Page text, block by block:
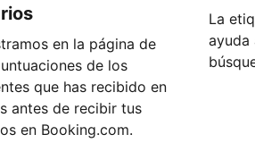
en la página de
de los
que has recibido en
antes de recibir tus
en Booking.com.
La
ayuda